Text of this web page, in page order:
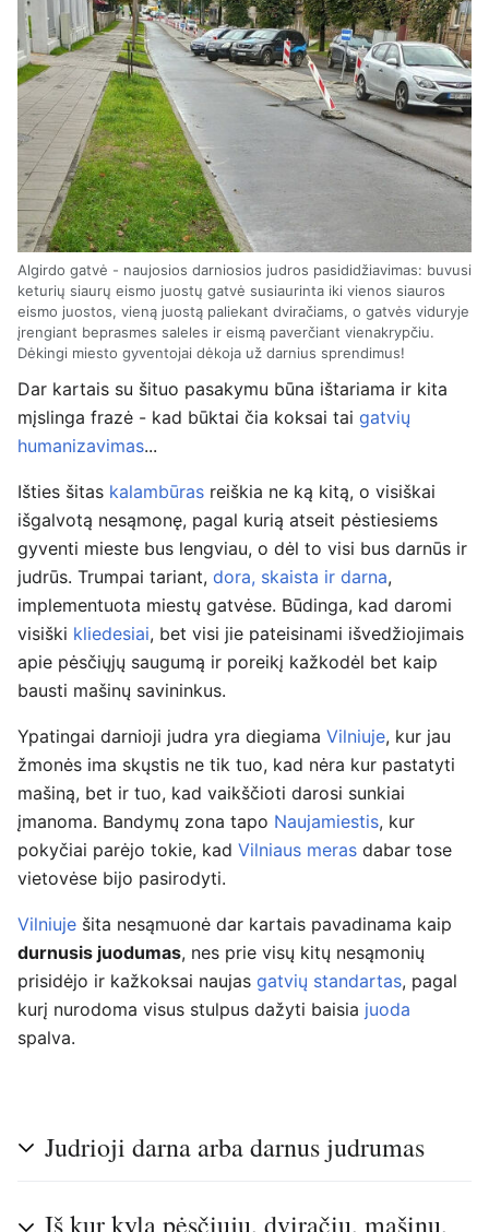
Algirdo gatvė - naujosios darniosios judros pasididžiavimas: buvusi
keturių siaurų eismo juostų gatvė susiaurinta iki vienos siauros
eismo juostos, vieną juostą paliekant dviračiams, o gatvės viduryje
įrengiant beprasmes saleles ir eismą paverčiant vienakrypčiu.
Dėkingi miesto gyventojai dėkoja už darnius sprendimus!
Dar kartais su šituo pasakymu būna ištariama ir kita
mįslinga frazė - kad būktai čia koksai tai gatvių
humanizavimas...
Išties šitas kalambūras reiškia ne ką kitą, o visiškai
išgalvotą nesąmonę, pagal kurią atseit pėstiesiems
gyventi mieste bus lengviau, o dėl to visi bus darnūs ir
judrūs. Trumpai tariant, dora, skaista ir darna,
implementuota miestų gatvėse. Būdinga, kad daromi
visiški kliedesiai, bet visi jie pateisinami išvedžiojimais
apie pėsčiųjų saugumą ir poreikį kažkodėl bet kaip
bausti mašinų savininkus.
Ypatingai darnioji judra yra diegiama Vilniuje, kur jau
žmonės ima skųstis ne tik tuo, kad nėra kur pastatyti
mašiną, bet ir tuo, kad vaikščioti darosi sunkiai
įmanoma. Bandymų zona tapo Naujamiestis, kur
pokyčiai parėjo tokie, kad Vilniaus meras dabar tose
vietovėse bijo pasirodyti.
Vilniuje šita nesąmuonė dar kartais pavadinama kaip
durnusis juodumas, nes prie visų kitų nesąmonių
prisidėjo ir kažkoksai naujas gatvių standartas, pagal
kurį nurodoma visus stulpus dažyti baisia juoda
spalva.
Judrioji darna arba darnus judrumas
Iš kur kyla pėsčiųjų, dviračių, mašinų,